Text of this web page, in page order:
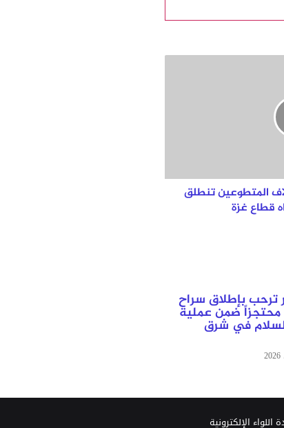
المتطوعين تنطلق
قطاع غزة
ترحب بإطلاق سراح
محتجزاً ضمن عملية
في شرق
الإلكترونية